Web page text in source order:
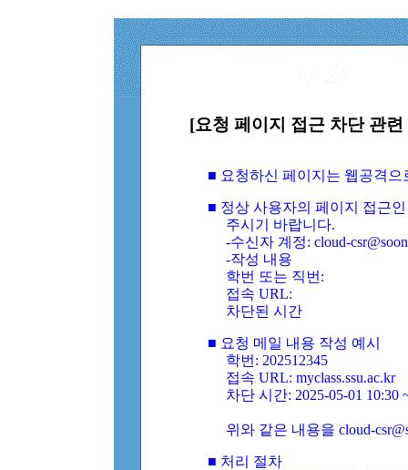
[요청 페이지 접근 차단 관
■ 요청하신 페이지는 웹공격
■ 정상 사용자의 페이지 접근
주시기 바랍니다.
-수신자 계정: cloud-
-작성 내용
학번 또는 직번:
접속 URL:
차단된 시간
■ 요청 메일 내용 작성 예시
학번: 202512345
접속 URL: myclass.ssu.ac.kr
차단 시간: 2025-05-01 10:30
위와 같은 내용을 cloud-
■ 처리 절차